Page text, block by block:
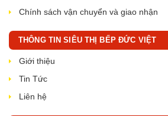
Chính sách vận chuyển và giao nhận
THÔNG TIN SIÊU THỊ BẾP ĐỨC VIỆT
Giới thiệu
Tin Tức
Liên hệ